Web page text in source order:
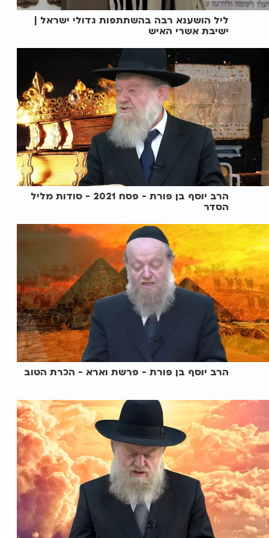
ליל הושענא רבה בהשתתפות גדולי ישראל |
ישיבת אשרי האיש
הרב יוסף בן פורת - פסח 2021 - סודות מליל
הסדר
הרב יוסף בן פורת - פרשת וארא - הכרת הטוב